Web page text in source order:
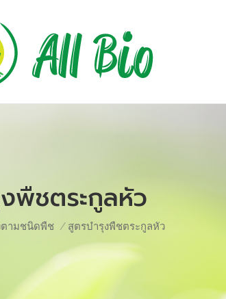
พืชตระกูลหัว
ตามชนิดพืช สูตรบำรุงพืชตระกูลหัว